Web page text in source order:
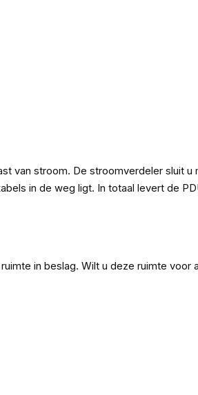
van stroom. De stroomverdeler sluit
in de weg ligt. In totaal levert de
in beslag. Wilt u deze ruimte